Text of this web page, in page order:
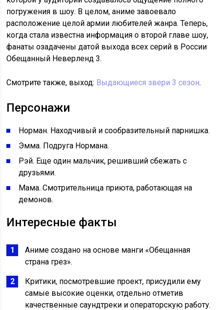
погружения в шоу. В целом, аниме завоевало
расположение целой армии любителей жанра. Теперь,
когда стала известна информация о второй главе шоу,
фанаты озадачены датой выхода всех серий в России
Обещанный Неверленд 3.
Смотрите также, выход: Выдающиеся звери 3 сезон.
Персонажи
Норман. Находчивый и сообразительный парнишка.
Эмма. Подруга Нормана.
Рэй. Еще один мальчик, решивший сбежать с
друзьями.
Мама. Смотрительница приюта, работающая на
демонов.
Интересные факты
Аниме создано на основе манги «Обещанная
страна грез».
Критики, посмотревшие проект, присудили ему
самые высокие оценки, отдельно отметив
качественные саундтреки и операторскую работу.